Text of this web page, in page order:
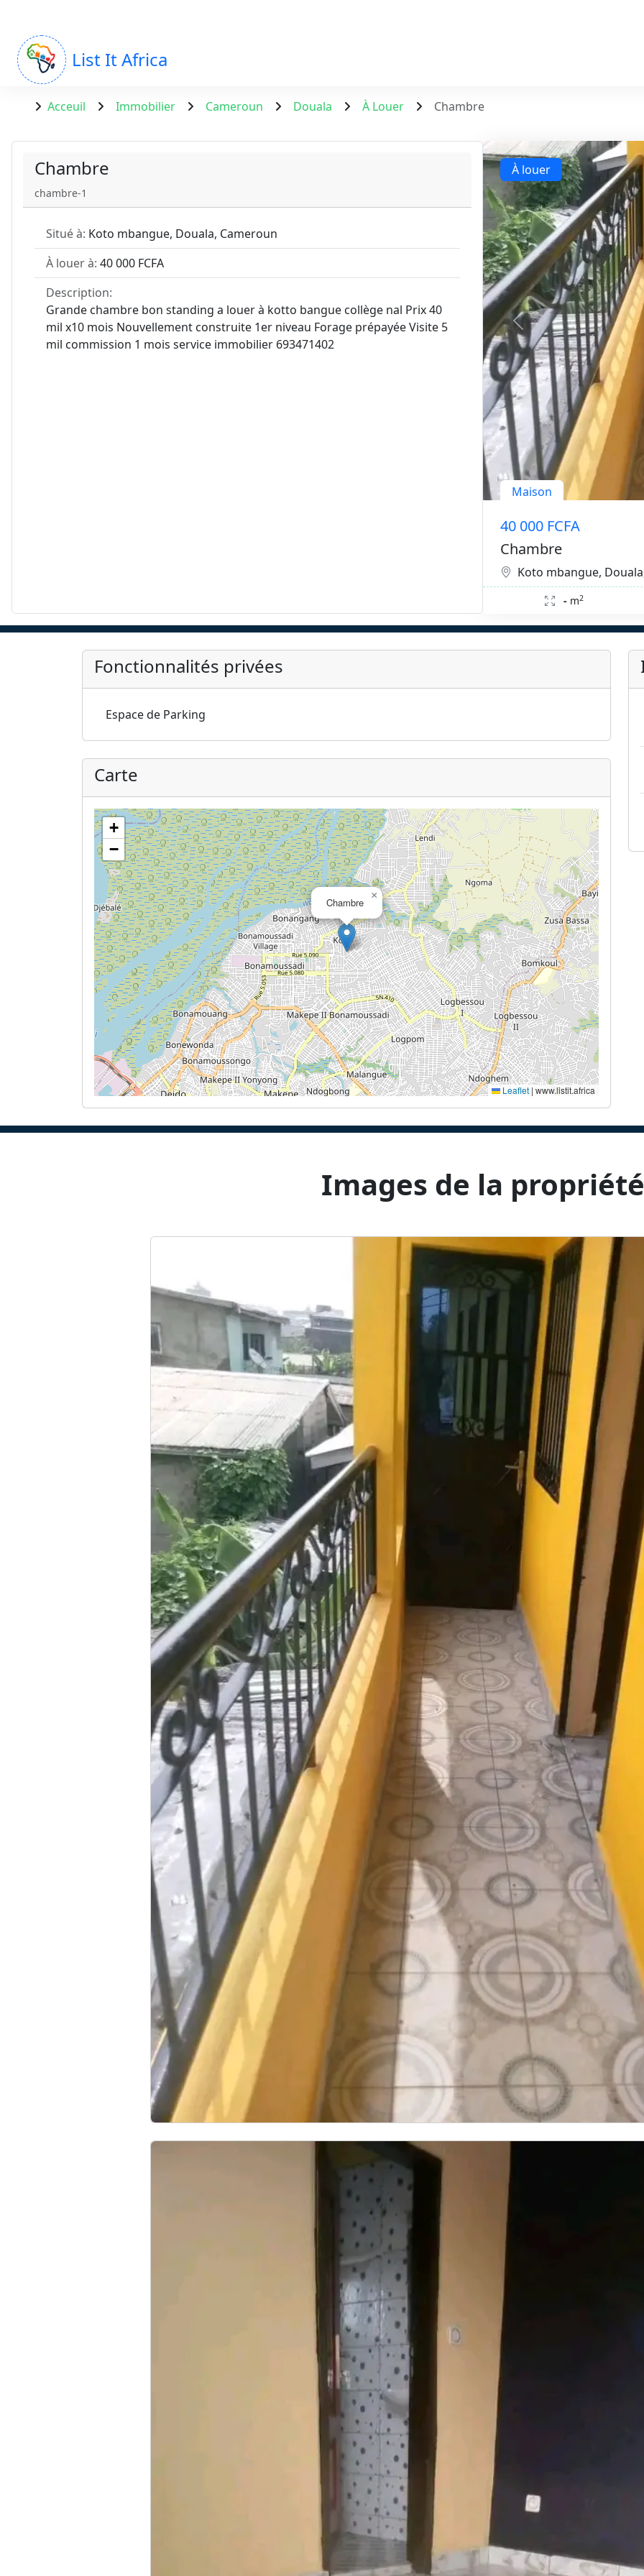
List It Africa
Acceuil Immobilier Cameroun Douala À Louer Chambre
Chambre
chambre-1
Situé à: Koto mbangue, Douala, Cameroun
À louer à: 40 000 FCFA
Description:
Grande chambre bon standing a louer à kotto bangue collège nal Prix 40
mil x10 mois Nouvellement construite 1er niveau Forage prépayée Visite 5
mil commission 1 mois service immobilier 693471402
À louer
Maison
40 000 FCFA
Chambre
Koto mbangue,
- m2
Fonctionnalités privées
Espace de Parking
Carte
Chambre
×
+
−
Leaflet | www.listit.africa
Images de la propriété